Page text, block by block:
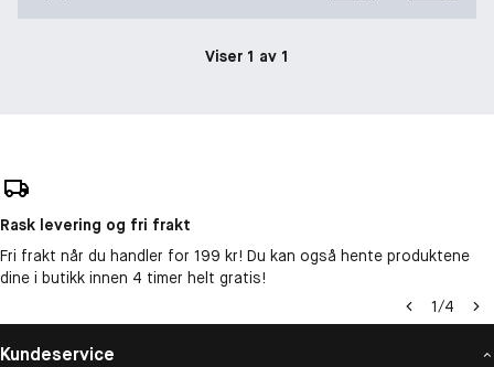
Viser 1 av 1
Rask levering og fri frakt
Fri frakt når du handler for 199 kr! Du kan også hente produktene
dine i butikk innen 4 timer helt gratis!
1/4
Kundeservice